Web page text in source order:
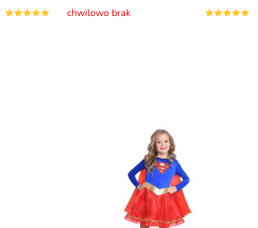
chwilowo brak